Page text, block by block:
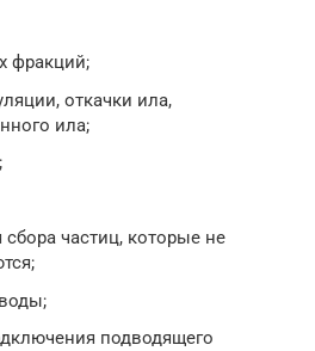
фракций;
откачки ила,
ила;
сбора частиц, которые не
подводящего